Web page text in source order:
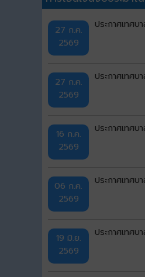
27 ก.ค.
2569
ประกาศเทศบ
27 ก.ค.
2569
ประกาศเทศ
16 ก.ค.
2569
ประกาศเทศ
06 ก.ค.
2569
ประกาศเทศ
19 มิ.ย.
2569
ประกาศเทศ